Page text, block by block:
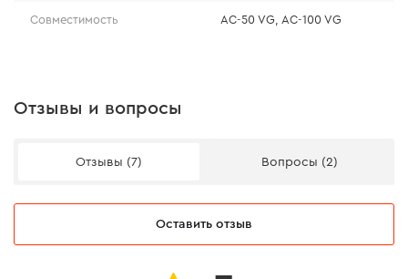
Совместимость AC-50 VG, AC-100 VG
Отзывы и вопросы
Отзывы (7) Вопросы (2)
Оставить отзыв